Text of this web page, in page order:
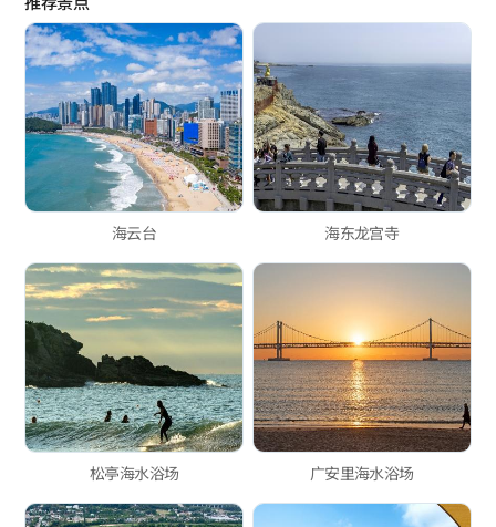
海云台 海东龙宫寺
松亭海水浴场 广安里海水浴场